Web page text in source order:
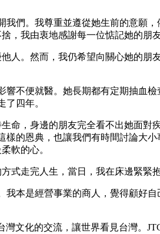
們。我尊重並遵從她⽣前的意願
，我由衷地感謝每⼀位惦記她的朋友
⼈。然⽽，我仍希望向關⼼她的
不便就醫。她長期都有定期抽⾎
了四年。
命，⾝邊的朋友完全看不出她⾯
的恩典，也讓我們有時間討論⼤
軟的⼼。
式走完⼈⽣，當⽇，我在床邊緊緊
本是經營事業的商⼈，覺得顧好
⽂化的交流，讓世界看⾒台灣。